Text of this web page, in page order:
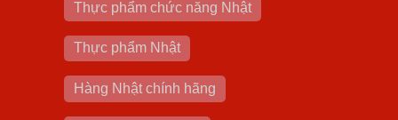
Thực phẩm chức năng Nhật
Thực phẩm Nhật
Hàng Nhật chính hãng